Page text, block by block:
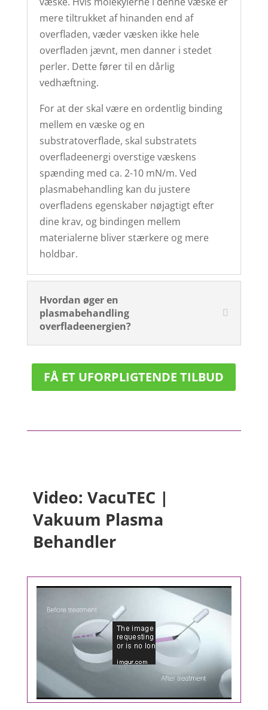
mere tiltrukket af hinanden end af
overfladen, væder væsken ikke hele
overfladen jævnt, men danner i stedet
perler. Dette fører til en dårlig
vedhæftning.
For at der skal være en ordentlig binding
mellem en væske og en
substratoverflade, skal substratets
overfladeenergi overstige væskens
spænding med ca. 2-10 mN/m. Ved
plasmabehandling kan du justere
overfladens egenskaber nøjagtigt efter
dine krav, og bindingen mellem
materialerne bliver stærkere og mere
holdbar.
Hvordan øger en
plasmabehandling
overfladeenergien?
FÅ ET UFORPLIGTENDE TILBUD
Video: VacuTEC |
Vakuum Plasma
Behandler